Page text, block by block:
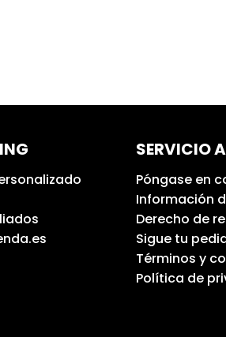
SERVICIO
Póngase en
Información
Derecho de
Sigue tu
Términos y
Política de